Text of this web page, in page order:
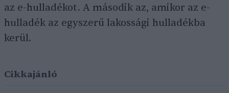
az e-hulladékot. A második az, amikor az e-
hulladék az egyszerű lakossági hulladékba
kerül.
Cikkajánló